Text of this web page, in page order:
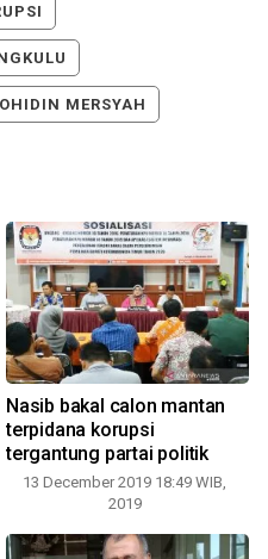
MERSYAH
Nasib bakal calon mantan
terpidana korupsi
tergantung partai politik
13 December 2019 18:49 WIB,
2019